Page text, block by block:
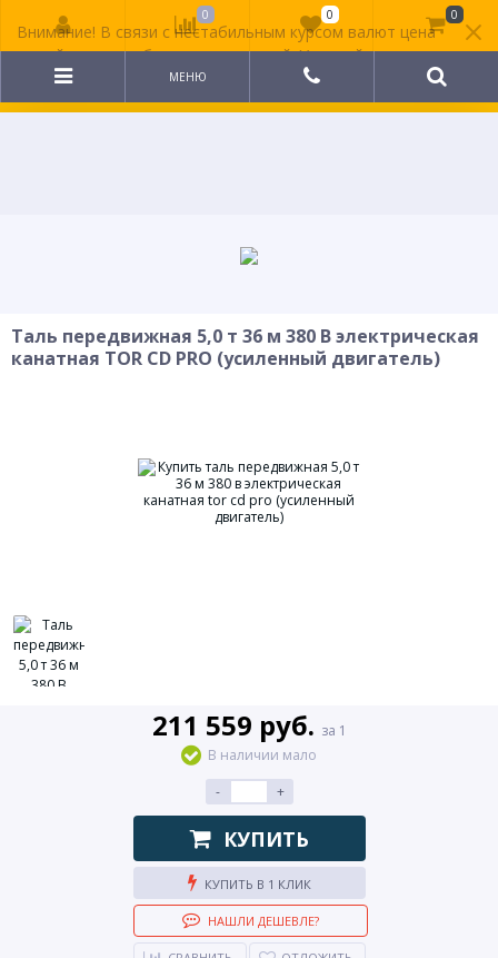
Внимание! В связи с нестабильным курсом валют цена
на сайте может быть неактуальной. Уточняйте
стоимость у менеджера.
МЕНЮ
Таль передвижная 5,0 т 36 м 380 В электрическая
канатная TOR CD PRO (усиленный двигатель)
211 559 руб. за 1
В наличии мало
-
+
КУПИТЬ
КУПИТЬ В 1 КЛИК
НАШЛИ ДЕШЕВЛЕ?
0 0 0